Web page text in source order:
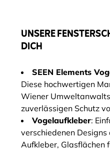
UNSERE
DICH
SEEN Elements
Diese hochwertigen
Wiener
zuverlässigen Schutz
Vogelaufkleber:
verschiedenen
Aufkleber, Glasflächen